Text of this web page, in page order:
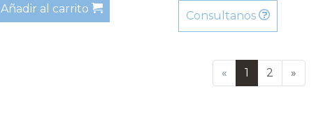
Añadir al carrito
Consultanos
« 1 2 »